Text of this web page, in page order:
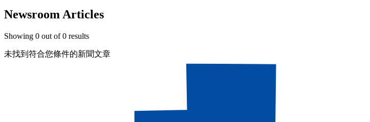
Newsroom Articles
Showing 0 out of0 results
未找到符合您條件的新聞文章